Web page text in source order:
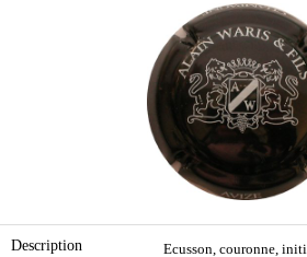
Description Ecusson, couronne,